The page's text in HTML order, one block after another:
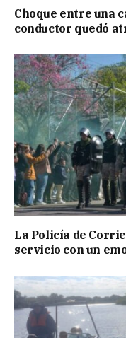
Choque entre una
conductor quedó
La Policía de
servicio con un